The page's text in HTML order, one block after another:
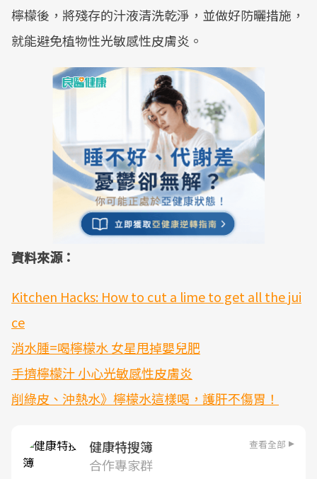
檸檬後，將殘存的汁液清洗乾淨，並做好防曬措施，
就能避免植物性光敏感性皮膚炎。
資料來源：
Kitchen Hacks: How to cut a lime to get all the jui
ce
消水腫=喝檸檬水 女星甩掉嬰兒肥
手擠檸檬汁 小心光敏感性皮膚炎
削綠皮、沖熱水》檸檬水這樣喝，護肝不傷胃！
健康特搜簿 查看全部
合作專家群